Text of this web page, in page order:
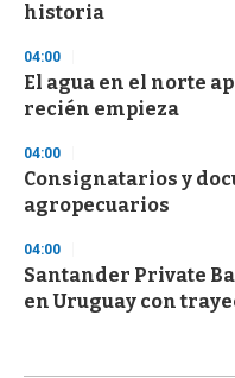
historia
04:00
El agua en el norte
recién empieza
04:00
Consignatarios y
agropecuarios
04:00
Santander Private
en Uruguay con